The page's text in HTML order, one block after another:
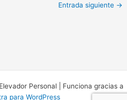
Entrada siguiente →
Personal | Funciona gracias a
para WordPress